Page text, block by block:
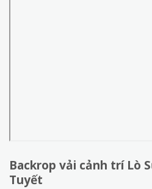
Backrop vải cảnh trí Lò
Tuyết